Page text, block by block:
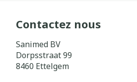
Contactez nous
Sanimed BV
Dorpsstraat 99
8460 Ettelgem